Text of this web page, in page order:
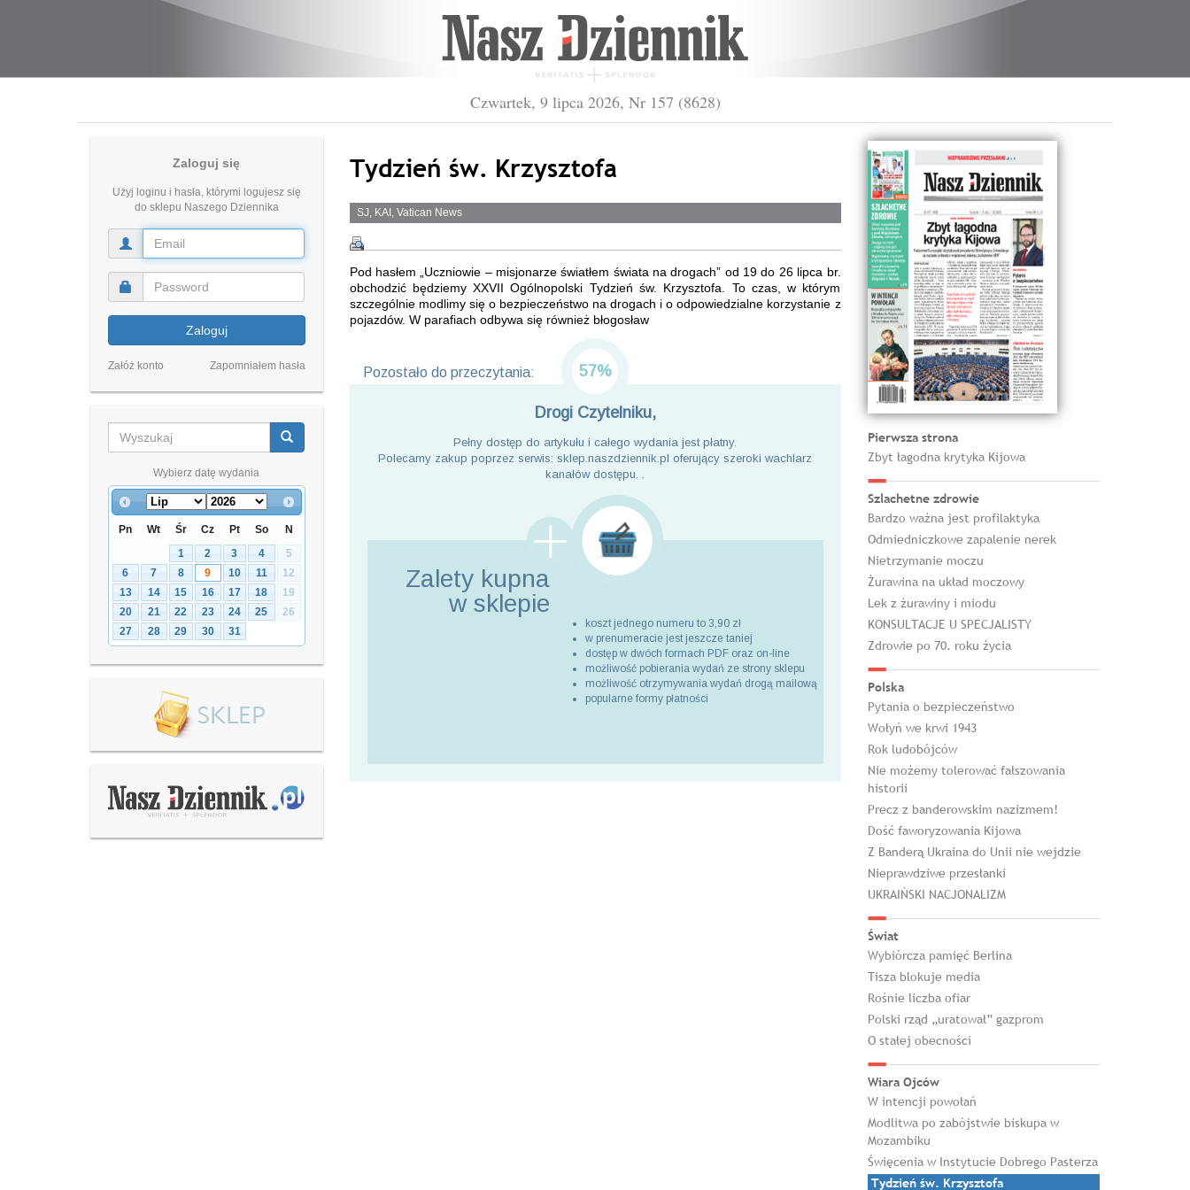
Czwartek, 9 lipca 2026, Nr 157 (8628)
Zaloguj się
Użyj loginu i hasła, którymi logujesz się
do sklepu Naszego Dziennika
Zaloguj
Załóż konto Zapomniałem hasła
Wybierz datę wydania
Pn Wt Śr Cz Pt So
N
1
2 3 4
5
6
7 8 9 10 11
12
13
14 15 16 17 18
19
20
21 22 23 24 25
26
27
28 29 30 31
Tydzień św. Krzysztofa
SJ, KAI, Vatican News
Pod hasłem „Uczniowie – misjonarze światłem świata na drogach” od 19 do 26 lipca br.
obchodzić będziemy XXVII Ogólnopolski Tydzień św. Krzysztofa. To czas, w którym
szczególnie modlimy się o bezpieczeństwo na drogach i o odpowiedzialne korzystanie z
pojazdów. W parafiach odbywa się również błogosław
Pozostało do przeczytania: 57%
Drogi Czytelniku,
Pełny dostęp do artykułu i całego wydania jest płatny.
Polecamy zakup poprzez serwis: sklep.naszdziennik.pl oferujący szeroki wachlarz
kanałów dostępu. .
Zalety kupna
w sklepie
koszt jednego numeru to 3,90 zł
w prenumeracie jest jeszcze taniej
dostęp w dwóch formach PDF oraz on-line
możliwość pobierania wydań ze strony sklepu
możliwość otrzymywania wydań drogą mailową
popularne formy płatności
Pierwsza strona
Zbyt łagodna krytyka Kijowa
Szlachetne zdrowie
Bardzo ważna jest profilaktyka
Odmiedniczkowe zapalenie nerek
Nietrzymanie moczu
Żurawina na układ moczowy
Lek z żurawiny i miodu
KONSULTACJE U SPECJALISTY
Zdrowie po 70. roku życia
Polska
Pytania o bezpieczeństwo
Wołyń we krwi 1943
Rok ludobójców
Nie możemy tolerować fałszowania
historii
Precz z banderowskim nazizmem!
Dość faworyzowania Kijowa
Z Banderą Ukraina do Unii nie wejdzie
Nieprawdziwe przesłanki
UKRAIŃSKI NACJONALIZM
Świat
Wybiórcza pamięć Berlina
Tisza blokuje media
Rośnie liczba ofiar
Polski rząd „uratował” gazprom
O stałej obecności
Wiara Ojców
W intencji powołań
Modlitwa po zabójstwie biskupa w
Mozambiku
Święcenia w Instytucie Dobrego Pasterza
Tydzień św. Krzysztofa